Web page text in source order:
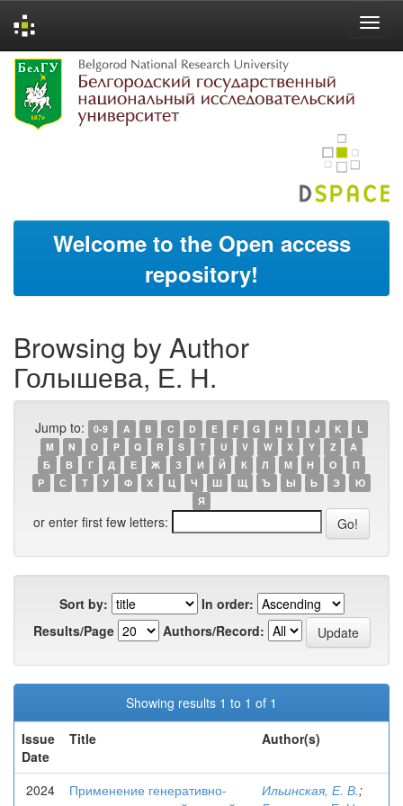
Skip
navigation
Welcome to the Open access
repository!
Browsing by Author
Голышева, Е. Н.
Jump to: 0-9 A B C D E F G H I J K
L
M
N O P Q R S T U V W X Y Z
А
Б
В Г Д Е Ж З И Й К Л М Н О
П
Р
С Т У Ф Х Ц Ч Ш Щ Ъ Ы Ь Э
Ю
Я
or enter first few letters:
Sort by:
In order:
Results/Page
Authors/Record:
Showing results 1 to 1 of 1
Issue
Date
Title Author(s)
2024
Применение генеративно-
Ильинская, Е. В.;